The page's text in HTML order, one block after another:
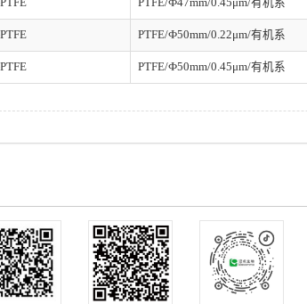
PTFE/Ф47mm/0.45μm/有机系
PTFE/Ф50mm/0.22μm/有机系
PTFE/Ф50mm/0.45μm/有机系